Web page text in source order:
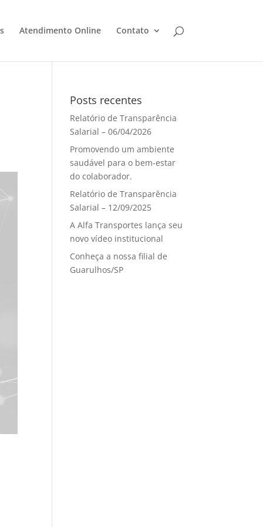
Atendimento Online Contato
Posts recentes
Relatório de Transparência
Salarial – 06/04/2026
Promovendo um ambiente
saudável para o bem-estar
do colaborador.
Relatório de Transparência
Salarial – 12/09/2025
A Alfa Transportes lança seu
novo vídeo institucional
Conheça a nossa filial de
Guarulhos/SP